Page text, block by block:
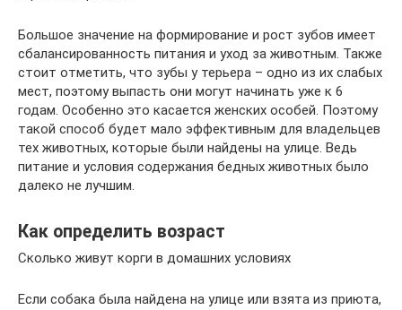
Большое значение на формирование и рост зубов имеет
сбалансированность питания и уход за животным. Также
стоит отметить, что зубы у терьера – одно из их слабых
мест, поэтому выпасть они могут начинать уже к 6
годам. Особенно это касается женских особей. Поэтому
такой способ будет мало эффективным для владельцев
тех животных, которые были найдены на улице. Ведь
питание и условия содержания бедных животных было
далеко не лучшим.
Как определить возраст
Сколько живут корги в домашних условиях
Если собака была найдена на улице или взята из приюта,